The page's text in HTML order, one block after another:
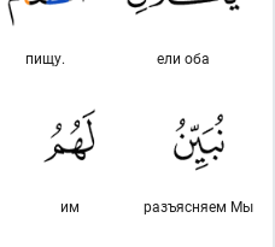
ели оба
пищу.
разъясняем Мы
им